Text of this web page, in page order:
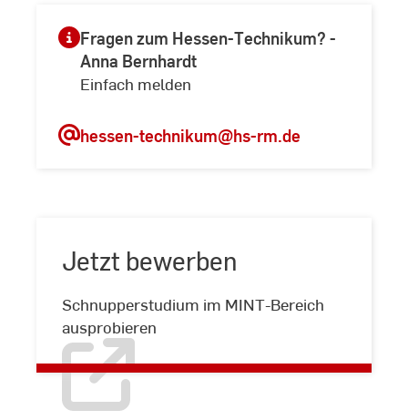
Fragen zum Hessen-Technikum? -
Anna Bernhardt
Einfach melden
hessen-technikum@hs-rm.de
Jetzt bewerben
Schnupperstudium im MINT-Bereich
ausprobieren
Jetzt